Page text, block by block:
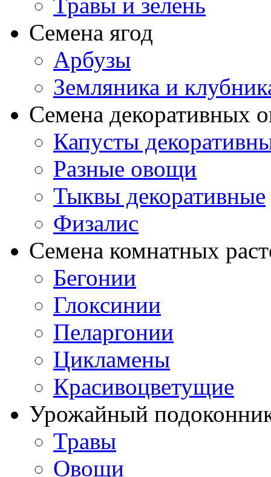
Семена ягод
Арбузы
Земляника и
Семена декоративных
Капусты
Разные овощи
Тыквы декоративные
Физалис
Семена комнатных
Бегонии
Глоксинии
Пеларгонии
Цикламены
Красивоцветущие
Урожайный
Травы
Овощи